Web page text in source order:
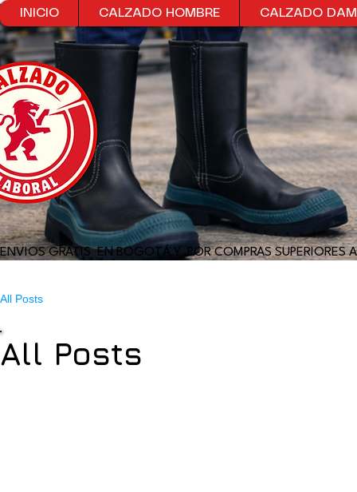
INICIO CALZADO HOMBRE CALZADO
ENVIOS GRATIS  EN BOGOTÁ Y  POR COMPRAS SUPERIORES
All Posts
All Posts